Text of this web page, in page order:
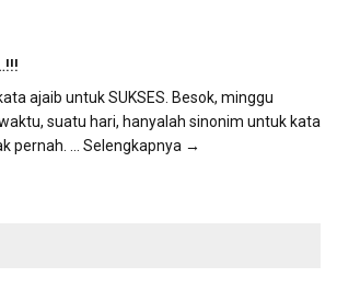
ajaib untuk SUKSES. Besok, minggu
suatu hari, hanyalah sinonim untuk kata
pernah. ... Selengkapnya →